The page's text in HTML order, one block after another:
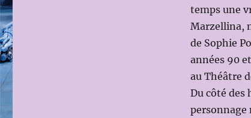
temps une
Marzellina,
de Sophie
années 90
au Théâtre
Du côté des
personnage